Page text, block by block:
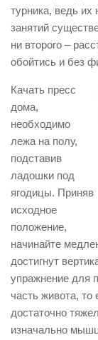
турника, ведь
занятий
ни второго –
обойтись и без
Качать пресс
дома,
необходимо
лежа на полу,
подставив
ладошки под
ягодицы. Приняв
исходное
положение,
начинайте
достигнут
упражнение для
часть живота, то
достаточно
изначально